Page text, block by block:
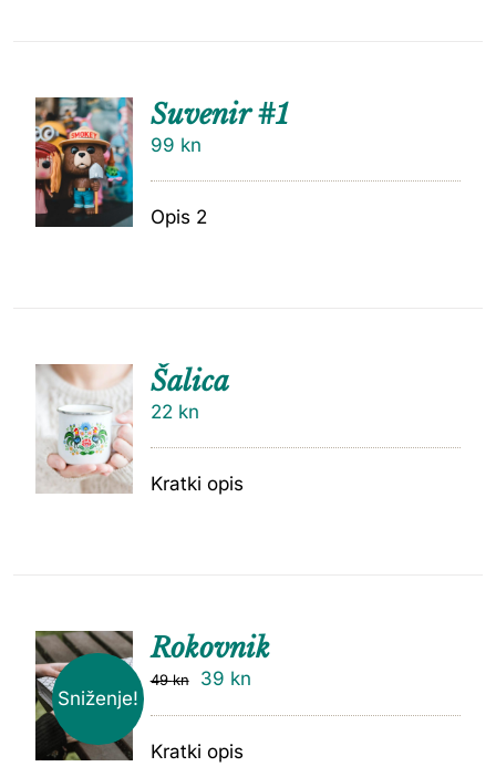
DODAJ
U
KOŠARI
CU
Suvenir #1
99 kn
Opis 2
DODAJ
U
KOŠARI
CU
Šalica
22 kn
Kratki opis
Sniženje!
DODAJ
Rokovnik
49kn 39 kn
Kratki opis